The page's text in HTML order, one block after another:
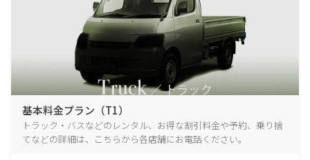
基本料金プラン（T1）
トラック・バスなどのレンタル、お得な割引料金や予約、乗り捨
てなどの詳細は、こちらから各店舗にお電話ください。